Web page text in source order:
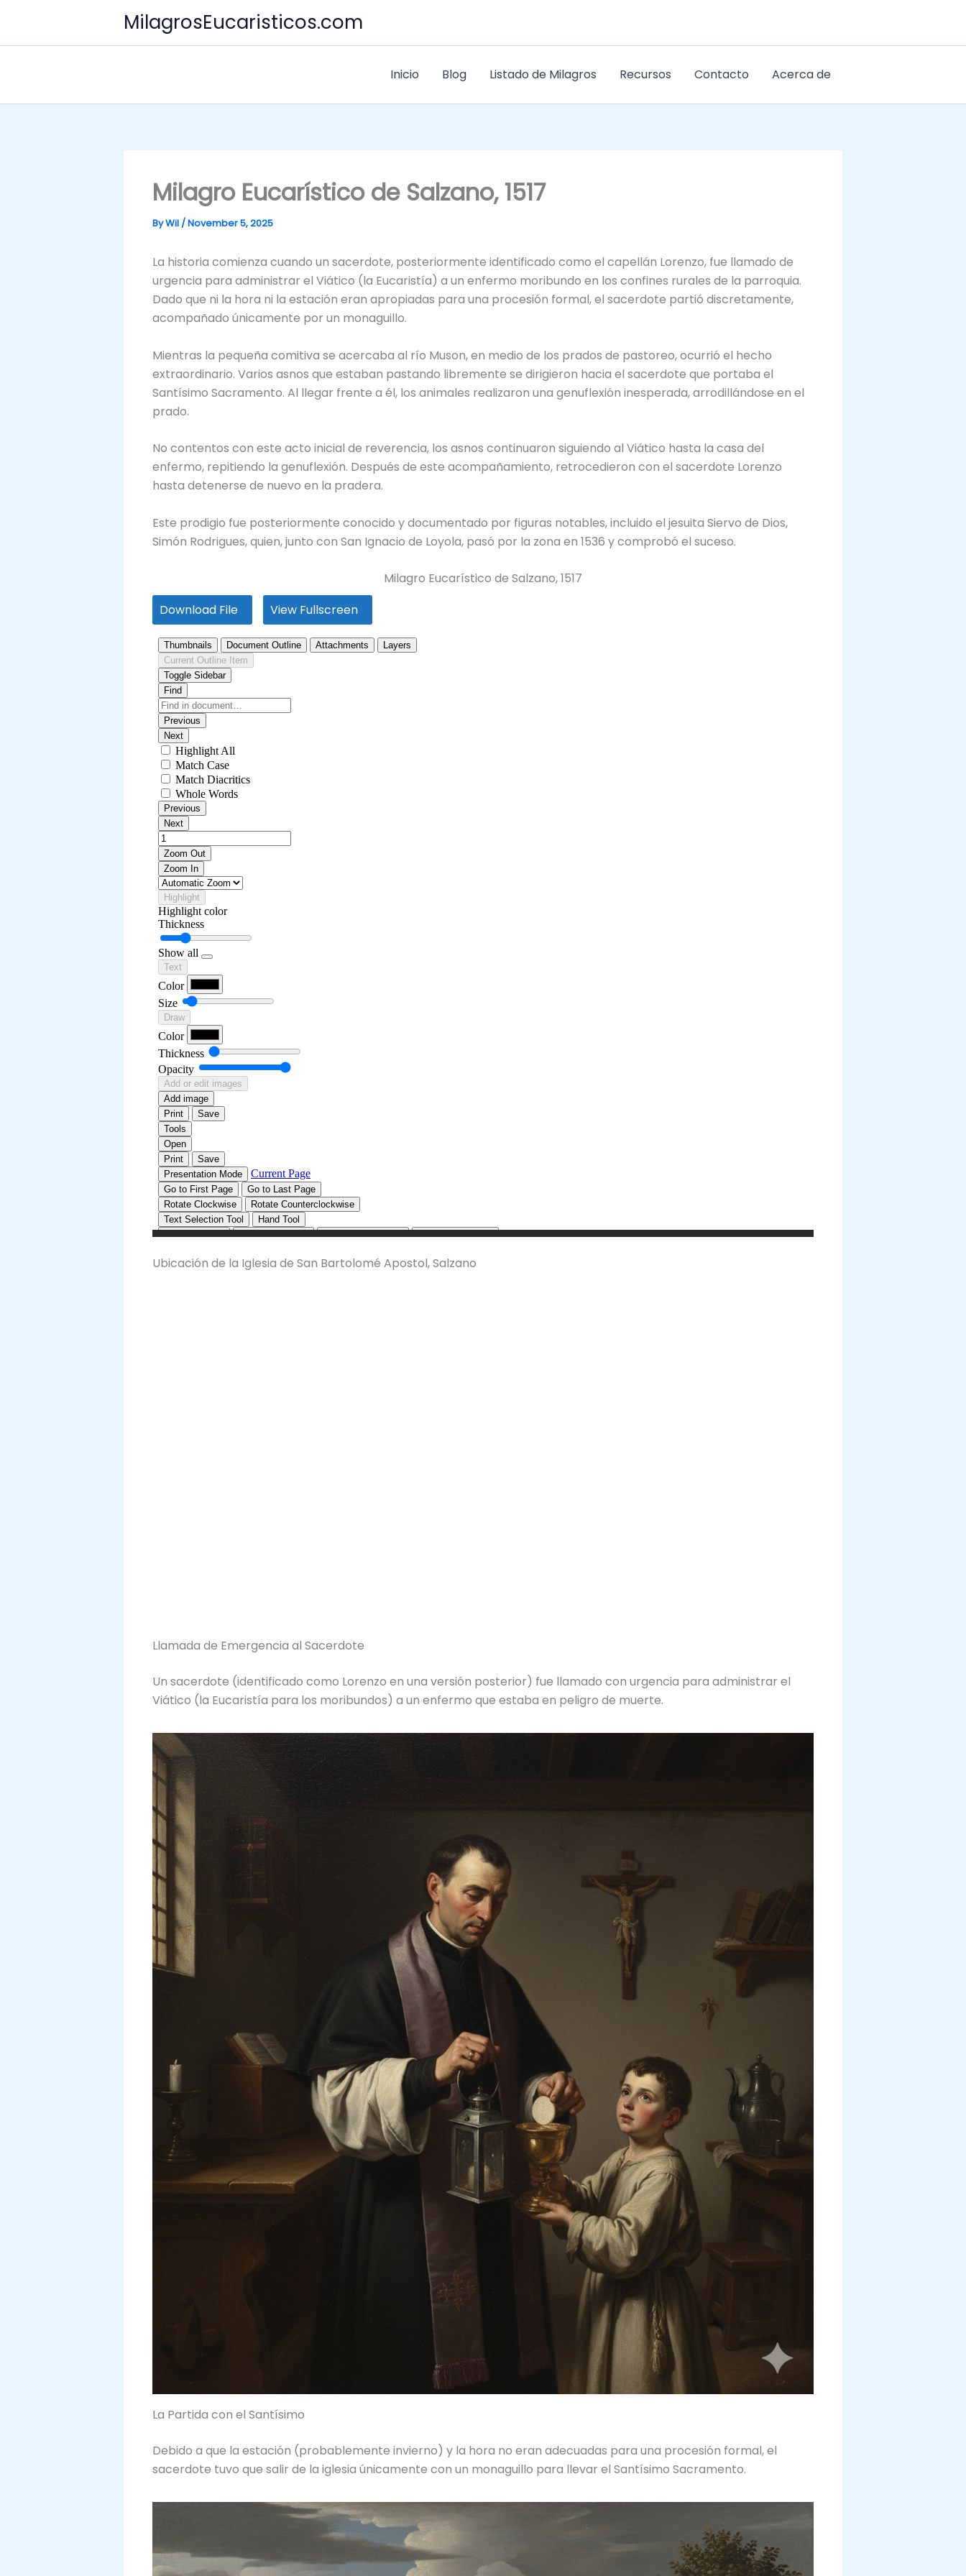
content
MilagrosEucaristicos.com
Inicio Blog Listado de Milagros Recursos Contacto Acerca de
Milagro Eucarístico de Salzano, 1517
ByWil /November 5, 2025
La historia comienza cuando un sacerdote, posteriormente identificado como el capellán Lorenzo, fue llamado de
urgencia para administrar el Viático (la Eucaristía) a un enfermo moribundo en los confines rurales de la parroquia.
Dado que ni la hora ni la estación eran apropiadas para una procesión formal, el sacerdote partió discretamente,
acompañado únicamente por un monaguillo.
Mientras la pequeña comitiva se acercaba al río Muson, en medio de los prados de pastoreo, ocurrió el hecho
extraordinario. Varios asnos que estaban pastando libremente se dirigieron hacia el sacerdote que portaba el
Santísimo Sacramento. Al llegar frente a él, los animales realizaron una genuflexión inesperada, arrodillándose en el
prado.
No contentos con este acto inicial de reverencia, los asnos continuaron siguiendo al Viático hasta la casa del
enfermo, repitiendo la genuflexión. Después de este acompañamiento, retrocedieron con el sacerdote Lorenzo
hasta detenerse de nuevo en la pradera.
Este prodigio fue posteriormente conocido y documentado por figuras notables, incluido el jesuita Siervo de Dios,
Simón Rodrigues, quien, junto con San Ignacio de Loyola, pasó por la zona en 1536 y comprobó el suceso.
Milagro Eucarístico de Salzano, 1517
Download File
View Fullscreen
Ubicación de la Iglesia de San Bartolomé Apostol, Salzano
Llamada de Emergencia al Sacerdote
Un sacerdote (identificado como Lorenzo en una versión posterior) fue llamado con urgencia para administrar el
Viático (la Eucaristía para los moribundos) a un enfermo que estaba en peligro de muerte.
La Partida con el Santísimo
Debido a que la estación (probablemente invierno) y la hora no eran adecuadas para una procesión formal, el
sacerdote tuvo que salir de la iglesia únicamente con un monaguillo para llevar el Santísimo Sacramento.